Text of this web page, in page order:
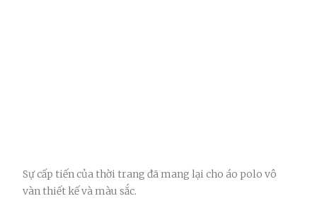
Sự cấp tiến của thời trang đã mang lại cho áo polo vô
vàn thiết kế và màu sắc.